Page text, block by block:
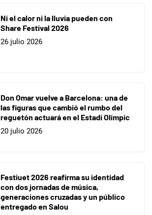
Ni el calor ni la lluvia pueden con
Share Festival 2026
26 julio 2026
Don Omar vuelve a Barcelona: una de
las figuras que cambió el rumbo del
reguetón actuará en el Estadi Olímpic
20 julio 2026
Festiuet 2026 reafirma su identidad
con dos jornadas de música,
generaciones cruzadas y un público
entregado en Salou